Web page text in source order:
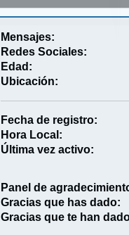
Mensajes:
Redes Sociales:
Edad:
Ubicación:
Fecha de registro:
Hora Local:
Última vez activo:
Panel de
Gracias que has dado:
Gracias que te han